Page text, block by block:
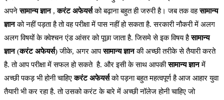
अपनेसामान्य ज्ञान,करंट अफेयर्सको बढ़ाना बहुत ही जरुरी है। जब तक वहसामान्य
ज्ञानको नहीं पड़ता है तो वह परीक्षा में पास नहीं हो सकता है. सरकारी नौकरी में अलग
अलग विषयों के क्वेश्चन एंड आंसर को पूछा जाता है. जिसमे से इक विषय हैसामान्य
ज्ञान(करंट अफेयर्स) जीके, अगर आपसामान्य ज्ञानकी अच्छी तरीके से तैयारी करते
है. तो आप परीक्षा में सफल हो सकते है. और इसी के साथ आपकीसामान्य ज्ञानमें
अच्छी पकड़ भी होनी चाहिएकरंट अफेयर्सको पड़ना बहुत महत्वपूर्ण है आज आहार युवा
तैयारी भी कर रहा है. तो उसको करंट के बारे में अच्छी नॉलेज होनी चाहिए जो